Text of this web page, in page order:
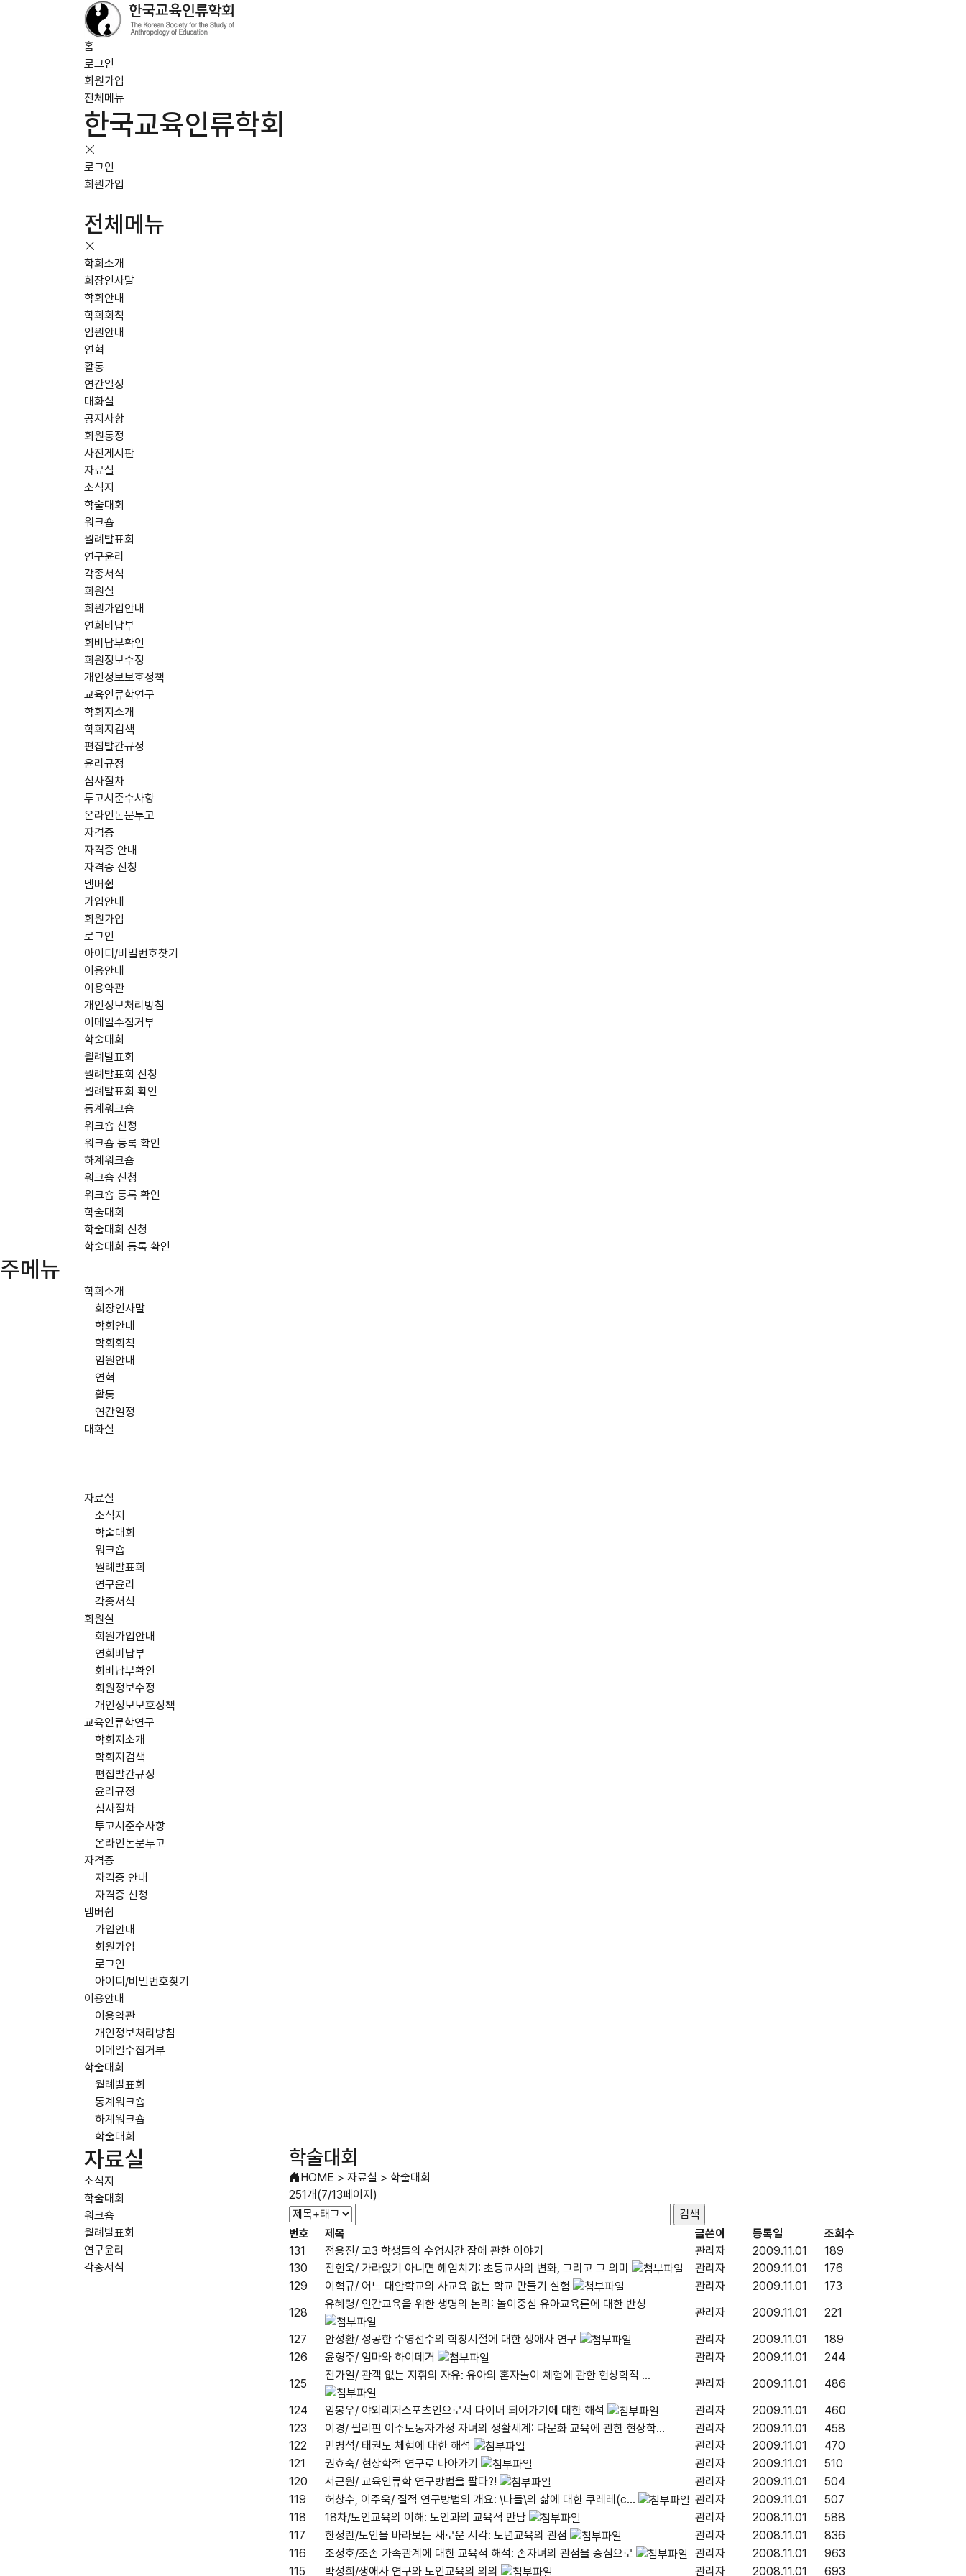
홈
로그인
회원가입
전체메뉴
한국교육인류학회
로그인
회원가입
전체메뉴
학회소개
회장인사말
학회안내
학회회칙
임원안내
연혁
활동
연간일정
대화실
공지사항
회원동정
사진게시판
자료실
소식지
학술대회
워크숍
월례발표회
연구윤리
각종서식
회원실
회원가입안내
연회비납부
회비납부확인
회원정보수정
개인정보보호정책
교육인류학연구
학회지소개
학회지검색
편집발간규정
윤리규정
심사절차
투고시준수사항
온라인논문투고
자격증
자격증 안내
자격증 신청
멤버쉽
가입안내
회원가입
로그인
아이디/비밀번호찾기
이용안내
이용약관
개인정보처리방침
이메일수집거부
학술대회
월례발표회
월례발표회 신청
월례발표회 확인
동계워크숍
워크숍 신청
워크숍 등록 확인
하계워크숍
워크숍 신청
워크숍 등록 확인
학술대회
학술대회 신청
학술대회 등록 확인
주메뉴
학회소개
회장인사말
학회안내
학회회칙
임원안내
연혁
활동
연간일정
대화실
자료실
소식지
학술대회
워크숍
월례발표회
연구윤리
각종서식
회원실
회원가입안내
연회비납부
회비납부확인
회원정보수정
개인정보보호정책
교육인류학연구
학회지소개
학회지검색
편집발간규정
윤리규정
심사절차
투고시준수사항
온라인논문투고
자격증
자격증 안내
자격증 신청
멤버쉽
가입안내
회원가입
로그인
아이디/비밀번호찾기
이용안내
이용약관
개인정보처리방침
이메일수집거부
학술대회
월례발표회
동계워크숍
하계워크숍
학술대회
자료실
소식지
학술대회
워크숍
월례발표회
연구윤리
각종서식
학술대회
HOME > 자료실 > 학술대회
251개(7/13페이지)
번호 제목 글쓴이 등록일
조회수
131
전용진/ 고3 학생들의 수업시간 잠에 관한 이야기 관리자 2009.11.01
189
130
전현욱/ 가라앉기 아니면 헤엄치기: 초등교사의 변화, 그리고 그 의미 관리자 2009.11.01
176
129
이혁규/ 어느 대안학교의 사교육 없는 학교 만들기 실험 관리자 2009.11.01
173
128
유혜령/ 인간교육을 위한 생명의 논리: 놀이중심 유아교육론에 대한 반성
관리자 2009.11.01
221
127
안성환/ 성공한 수영선수의 학창시절에 대한 생애사 연구 관리자 2009.11.01
189
126
윤형주/ 엄마와 하이데거 관리자 2009.11.01
244
125
전가일/ 관객 없는 지휘의 자유: 유아의 혼자놀이 체험에 관한 현상학적 ...
관리자 2009.11.01
486
124
임봉우/ 야외레저스포츠인으로서 다이버 되어가기에 대한 해석 관리자 2009.11.01
460
123
이경/ 필리핀 이주노동자가정 자녀의 생활세계: 다문화 교육에 관한 현상학... 관리자 2009.11.01
458
122
민병석/ 태권도 체험에 대한 해석 관리자 2009.11.01
470
121
권효숙/ 현상학적 연구로 나아가기 관리자 2009.11.01
510
120
서근원/ 교육인류학 연구방법을 팔다?! 관리자 2009.11.01
504
119
허창수, 이주욱/ 질적 연구방법의 개요: \나들\의 삶에 대한 쿠레레(c... 관리자 2009.11.01
507
118
18차/노인교육의 이해: 노인과의 교육적 만남 관리자 2008.11.01
588
117
한정란/노인을 바라보는 새로운 시각: 노년교육의 관점 관리자 2008.11.01
836
116
조정호/조손 가족관계에 대한 교육적 해석: 손자녀의 관점을 중심으로 관리자 2008.11.01
963
115
박성희/생애사 연구와 노인교육의 의의 관리자 2008.11.01 693